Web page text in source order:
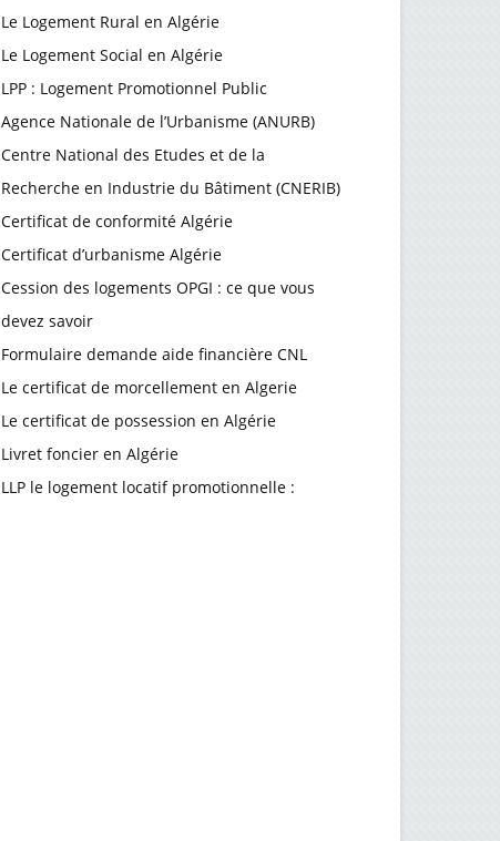
Le Logement Rural en Algérie
Le Logement Social en Algérie
LPP : Logement Promotionnel Public
Agence Nationale de l’Urbanisme (ANURB)
Centre National des Etudes et de la
Recherche en Industrie du Bâtiment (CNERIB)
Certificat de conformité Algérie
Certificat d’urbanisme Algérie
Cession des logements OPGI : ce que vous
devez savoir
Formulaire demande aide financière CNL
Le certificat de morcellement en Algerie
Le certificat de possession en Algérie
Livret foncier en Algérie
LLP le logement locatif promotionnelle :